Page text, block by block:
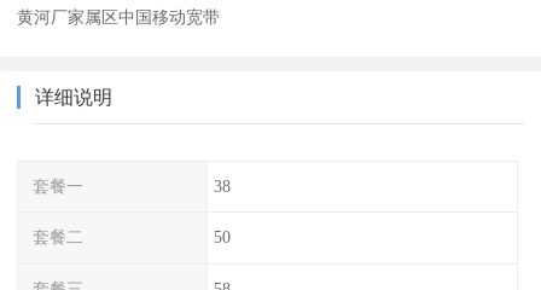
黄河厂家属区中国移动宽带
详细说明
套餐一 38
套餐二 50